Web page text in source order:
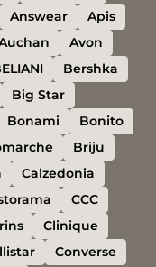
Answear
Apis
Avon
Bershka
Big Star
Bonami
Bonito
Briju
Calzedonia
CCC
Clinique
Converse